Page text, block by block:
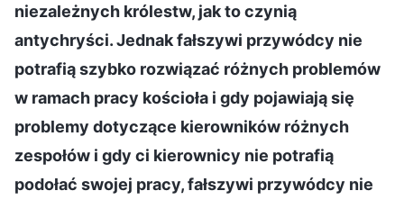
niezależnych królestw, jak to czynią
antychryści. Jednak fałszywi przywódcy nie
potrafią szybko rozwiązać różnych problemów
w ramach pracy kościoła i gdy pojawiają się
problemy dotyczące kierowników różnych
zespołów i gdy ci kierownicy nie potrafią
podołać swojej pracy, fałszywi przywódcy nie